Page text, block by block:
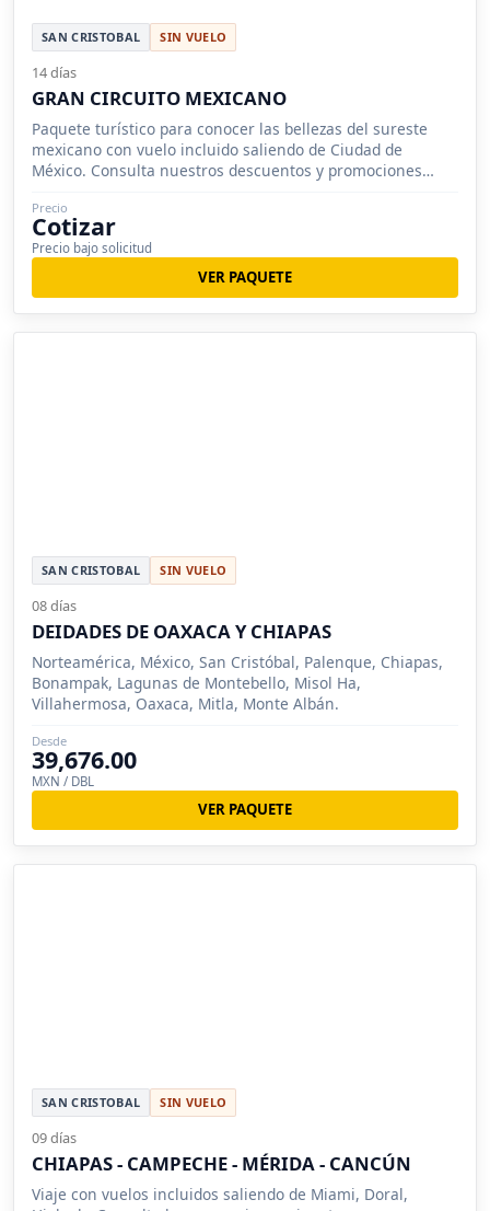
SAN CRISTOBAL SIN VUELO
14 días
GRAN CIRCUITO MEXICANO
Paquete turístico para conocer las bellezas del sureste
mexicano con vuelo incluido saliendo de Ciudad de
México. Consulta nuestros descuentos y promociones
Precio
Cotizar
Precio bajo solicitud
VER PAQUETE
SAN CRISTOBAL SIN VUELO
08 días
DEIDADES DE OAXACA Y CHIAPAS
Norteamérica, México, San Cristóbal, Palenque, Chiapas,
Bonampak, Lagunas de Montebello, Misol Ha,
Villahermosa, Oaxaca, Mitla, Monte Albán.
Desde
39,676.00
MXN / DBL
VER PAQUETE
SAN CRISTOBAL SIN VUELO
09 días
CHIAPAS - CAMPECHE - MÉRIDA - CANCÚN
Viaje con vuelos incluidos saliendo de Miami, Doral,